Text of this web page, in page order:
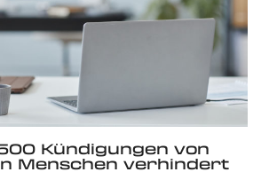
Kündigungen von
Menschen verhindert